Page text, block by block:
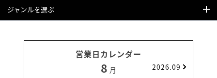
ジャンルを選ぶ
営業日カレンダー
8 月 2026.09